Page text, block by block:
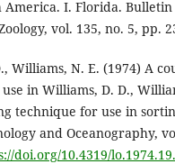
America. I. Florida.
vol. 135, no. 5, pp.
Williams, N. E. (1974) A
in Williams, D. D.,
technique for use in
and Oceanography,
doi.org/10.4319/